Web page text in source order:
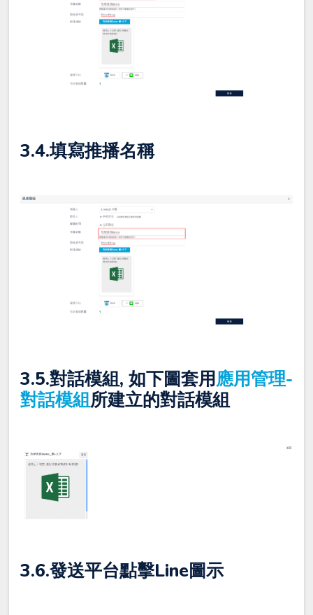
3.4.填寫推播名稱
3.5.對話模組, 如下圖套用應用管理-
對話模組所建立的對話模組
3.6.發送平台點擊Line圖示